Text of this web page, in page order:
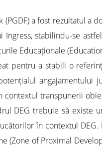
a fost rezultatul a
stabilindu-se
Educaționale
pentru a stabili o
contextul transpunerii
DEG trebuie să
în contextul
of Proximal